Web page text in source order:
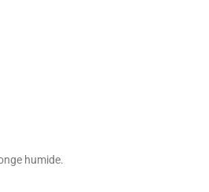
humide.